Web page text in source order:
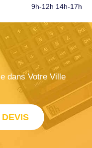
9h-12h 14h-17h
dans Votre Ville